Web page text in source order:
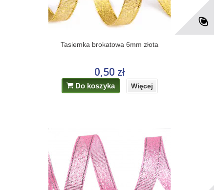
Tasiemka brokatowa 6mm złota
0,50 zł
Do koszyka Więcej